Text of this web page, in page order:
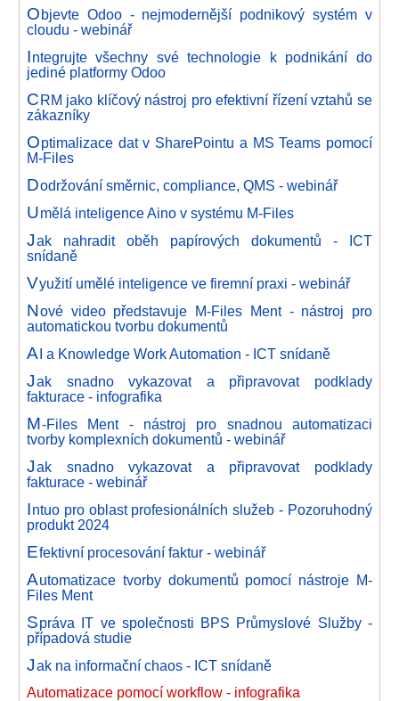
Objevte Odoo - nejmodernější podnikový systém v
cloudu - webinář
Integrujte všechny své technologie k podnikání do
jediné platformy Odoo
CRM jako klíčový nástroj pro efektivní řízení vztahů se
zákazníky
Optimalizace dat v SharePointu a MS Teams pomocí
M-Files
Dodržování směrnic, compliance, QMS - webinář
Umělá inteligence Aino v systému M-Files
Jak nahradit oběh papírových dokumentů - ICT
snídaně
Využití umělé inteligence ve firemní praxi - webinář
Nové video představuje M-Files Ment - nástroj pro
automatickou tvorbu dokumentů
AI a Knowledge Work Automation - ICT snídaně
Jak snadno vykazovat a připravovat podklady
fakturace - infografika
M-Files Ment - nástroj pro snadnou automatizaci
tvorby komplexních dokumentů - webinář
Jak snadno vykazovat a připravovat podklady
fakturace - webinář
Intuo pro oblast profesionálních služeb - Pozoruhodný
produkt 2024
Efektivní procesování faktur - webinář
Automatizace tvorby dokumentů pomocí nástroje M-
Files Ment
Správa IT ve společnosti BPS Průmyslové Služby -
případová studie
Jak na informační chaos - ICT snídaně
Automatizace pomocí workflow - infografika